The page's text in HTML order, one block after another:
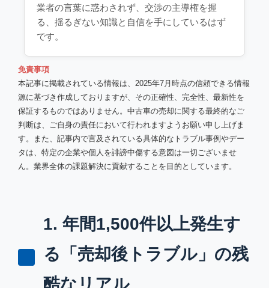
業者の言葉に惑わされず、交渉の主導権を握
る、揺るぎない知識と自信を手にしているはず
です。
免責事項
本記事に掲載されている情報は、2025年7月時点の信頼できる情報
源に基づき作成しておりますが、その正確性、完全性、最新性を
保証するものではありません。中古車の売却に関する最終的なご
判断は、ご自身の責任において行われますようお願い申し上げま
す。また、記事内で言及されている具体的なトラブル事例やデー
タは、特定の企業や個人を誹謗中傷する意図は一切ございませ
ん。業界全体の課題解決に貢献することを目的としています。
1. 年間1,500件以上発生す
る「売却後トラブル」の残